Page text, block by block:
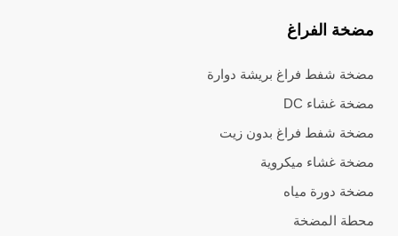
مضخة الفراغ
مضخة شفط فراغ بريشة دوارة
مضخة غشاء DC
مضخة شفط فراغ بدون زيت
مضخة غشاء ميكروية
مضخة دورة مياه
محطة المضخة